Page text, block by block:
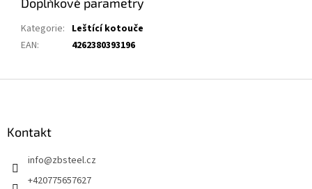
Kategorie: Leštící kotouče
EAN: 4262380393196
Kontakt
info@zbsteel.cz
+420775657627